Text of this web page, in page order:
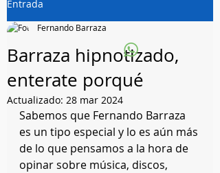
Entrada
Barraza hipnotizado,
enterate porqué
Fernando Barraza
Actualizado: 28 mar 2024
Sabemos que Fernando Barraza
es un tipo especial y lo es aún más
de lo que pensamos a la hora de
opinar sobre música, discos,